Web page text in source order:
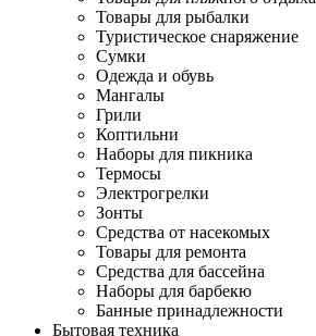
Товары для рыбалки
Туристическое снаряжение
Сумки
Одежда и обувь
Мангалы
Грили
Коптильни
Наборы для пикника
Термосы
Электрогрелки
Зонты
Средства от насекомых
Товары для ремонта
Средства для бассейна
Наборы для барбекю
Банные принадлежности
Бытовая техника